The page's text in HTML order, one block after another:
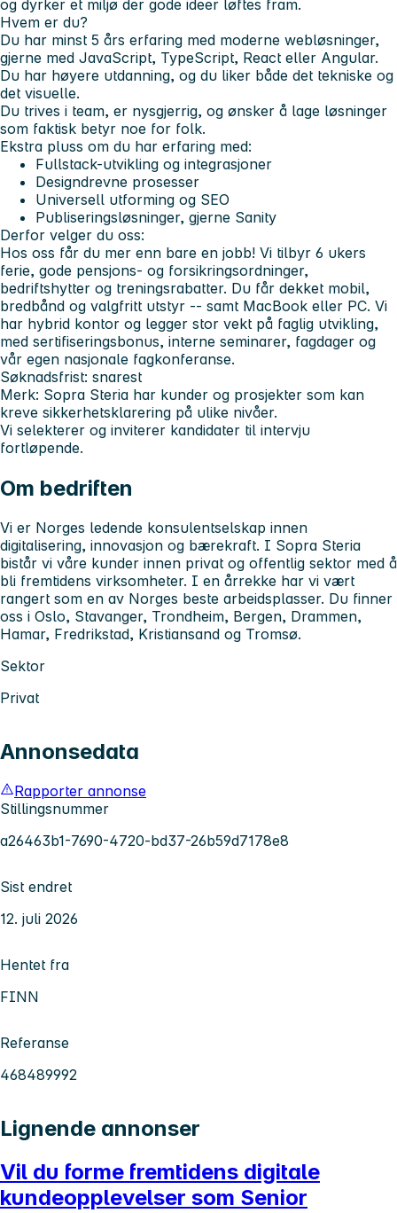
og dyrker et miljø der gode ideer løftes fram.
Hvem er du?
Du har minst 5 års erfaring med moderne webløsninger,
gjerne med JavaScript, TypeScript, React eller Angular.
Du har høyere utdanning, og du liker både det tekniske og
det visuelle.
Du trives i team, er nysgjerrig, og ønsker å lage løsninger
som faktisk betyr noe for folk.
Ekstra pluss om du har erfaring med:
Fullstack-utvikling og integrasjoner
Designdrevne prosesser
Universell utforming og SEO
Publiseringsløsninger, gjerne Sanity
Derfor velger du oss:
Hos oss får du mer enn bare en jobb! Vi tilbyr 6 ukers
ferie, gode pensjons- og forsikringsordninger,
bedriftshytter og treningsrabatter. Du får dekket mobil,
bredbånd og valgfritt utstyr -- samt MacBook eller PC. Vi
har hybrid kontor og legger stor vekt på faglig utvikling,
med sertifiseringsbonus, interne seminarer, fagdager og
vår egen nasjonale fagkonferanse.
Søknadsfrist: snarest
Merk: Sopra Steria har kunder og prosjekter som kan
kreve sikkerhetsklarering på ulike nivåer.
Vi selekterer og inviterer kandidater til intervju
fortløpende.
Om bedriften
Vi er Norges ledende konsulentselskap innen
digitalisering, innovasjon og bærekraft. I Sopra Steria
bistår vi våre kunder innen privat og offentlig sektor med å
bli fremtidens virksomheter. I en årrekke har vi vært
rangert som en av Norges beste arbeidsplasser. Du finner
oss i Oslo, Stavanger, Trondheim, Bergen, Drammen,
Hamar, Fredrikstad, Kristiansand og Tromsø.
Sektor
Privat
Annonsedata
Rapporter annonse
Stillingsnummer
a26463b1-7690-4720-bd37-26b59d7178e8
Sist endret
12. juli 2026
Hentet fra
FINN
Referanse
468489992
Lignende annonser
Vil du forme fremtidens digitale
kundeopplevelser som Senior